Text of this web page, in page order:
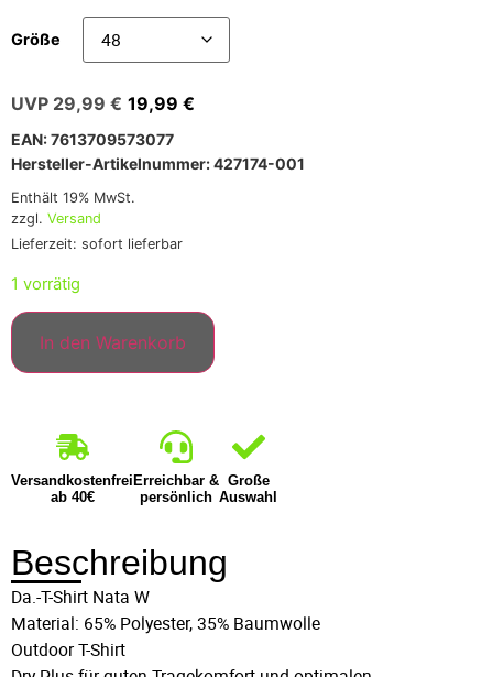
Größe
29,99 € 19,99 €
EAN: 7613709573077
Hersteller-Artikelnummer: 427174-001
Enthält 19% MwSt.
zzgl. Versand
Lieferzeit: sofort lieferbar
1 vorrätig
In den Warenkorb
Versandkostenfrei
ab 40€
Erreichbar &
persönlich
Große
Auswahl
Beschreibung
Da.-T-Shirt Nata W
Material: 65% Polyester, 35% Baumwolle
Outdoor T-Shirt